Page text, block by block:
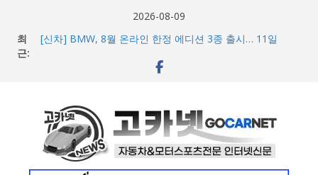
2026-08-09
최
근:
[신차] BMW, 8월 온라인 한정 에디션 3종 출시… 11일
벤틀리, 첫 순수 전기 어반 럭셔리 SUV 토르칼 탑재될 ‘큐레
팝업 오픈
BMW 레이디스 챔피언십 2026, 다양한 티켓 패키지 선보이
며 본격 대회 준비 돌입
현대차·기아, ‘2026 레드닷 어워드’에서 최우수상 2개·본상
15개 수상